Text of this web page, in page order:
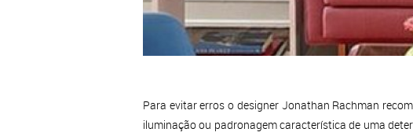
Para evitar erros o designer Jonathan Rachman
iluminação ou padronagem característica de uma